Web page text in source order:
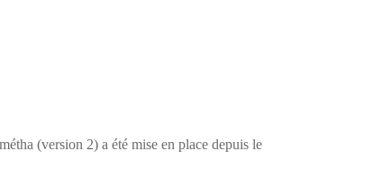
(version 2) a été mise en place depuis le